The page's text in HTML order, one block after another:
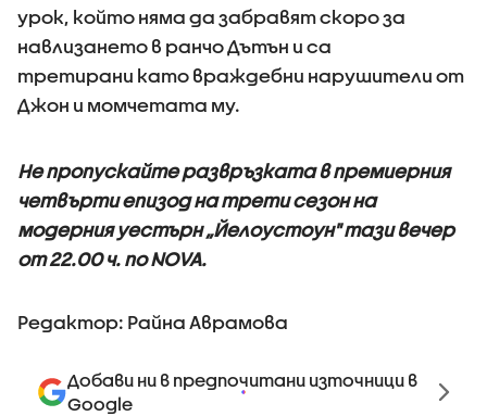
урок, който няма да забравят скоро за
навлизането в ранчо Дътън и са
третирани като враждебни нарушители от
Джон и момчетата му.
Не пропускайте развръзката в премиерния
четвърти епизод на трети сезон на
модерния уестърн „Йелоустоун" тази вечер
от 22.00 ч. по NOVA.
Редактор: Райна Аврамова
Добави ни в предпочитани източници в
Google